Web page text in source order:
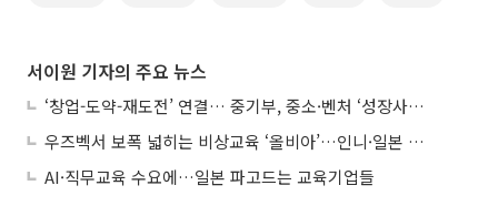
서이원 기자의 주요 뉴스
‘창업-도약-재도전’ 연결… 중기부, 중소·벤처 ‘성장사다리’ 짓는다
우즈벡서 보폭 넓히는 비상교육 ‘올비아’…인니·일본 진출 타진
AI·직무교육 수요에…일본 파고드는 교육기업들